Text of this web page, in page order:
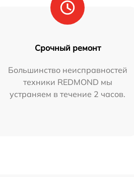
Срочный ремонт
Большинство неисправностей
техники REDMOND мы
устраняем в течение 2 часов.